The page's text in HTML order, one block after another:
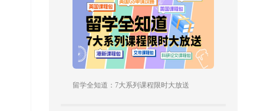
留学全知道：7大系列课程限时大放送